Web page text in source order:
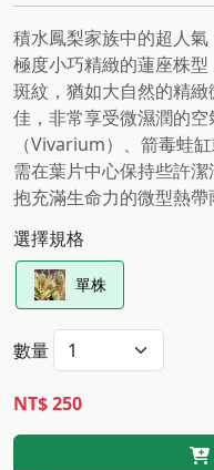
積水鳳梨家族中的超人
極度小巧精緻的蓮座株
斑紋，猶如大自然的精
佳，非常享受微濕潤的
（Vivarium）、箭毒蛙
需在葉片中心保持些許
抱充滿生命力的微型熱帶
選擇規格
單株
數量
NT$ 250